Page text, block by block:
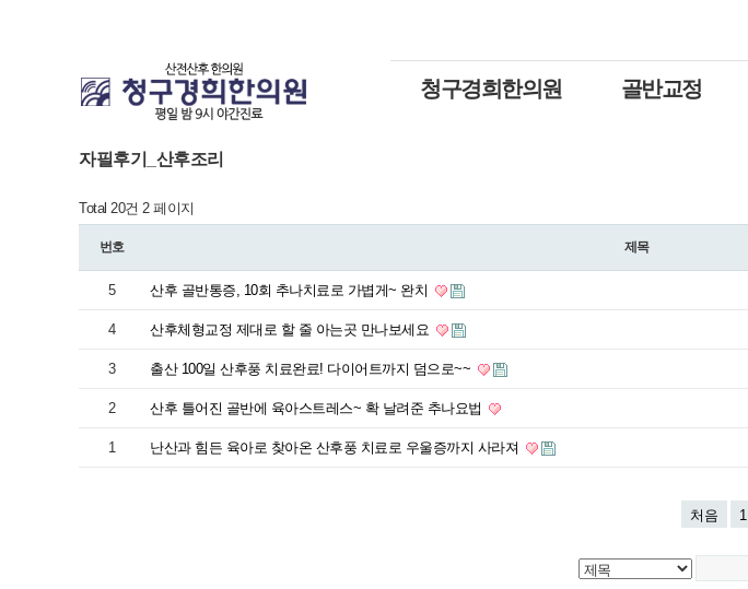
청구경희한의원 골반교정
자필후기_산후조리
Total 20건 2 페이지
번호 제목
5 산후 골반통증, 10회 추나치료로 가볍게~ 완치
4 산후체형교정 제대로 할 줄 아는곳 만나보세요
3 출산 100일 산후풍 치료완료! 다이어트까지 덤으로~~
2 산후 틀어진 골반에 육아스트레스~ 확 날려준 추나요법
1 난산과 힘든 육아로 찾아온 산후풍 치료로 우울증까지 사라져
처음 1